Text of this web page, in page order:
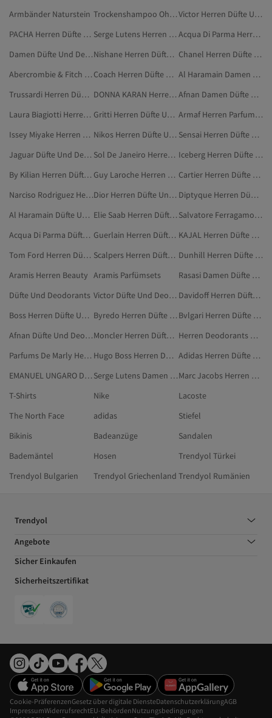
Armbänder Naturstein
Trockenshampoo Ohne Rückstände
Victor Herren Düfte Und Deodorants
PACHA Herren Düfte Und Deodorants
Serge Lutens Herren Düfte Und Deodorants
Acqua Di Parma Herren Düfte Und Deodorants
Damen Düfte Und Deodorants
Nishane Herren Düfte Und Deodorants
Chanel Herren Düfte Und Deodorants
Abercrombie & Fitch Herren Düfte Und Deodorants
Coach Herren Düfte Und Deodorants
Al Haramain Damen Düfte Und Deodorants
Trussardi Herren Düfte Und Deodorants
DONNA KARAN Herren Düfte Und Deodorants
Afnan Damen Düfte Und Deodorants
Laura Biagiotti Herren Düfte Und Deodorants
Gritti Herren Düfte Und Deodorants
Armaf Herren Parfum & Deodorant
Issey Miyake Herren Düfte Und Deodorants
Nikos Herren Düfte Und Deodorants
Sensai Herren Düfte Und Deodorants
Jaguar Düfte Und Deodorants
Sol De Janeiro Herren Düfte Und Deodorants
Iceberg Herren Düfte Und Deodorants
By Kilian Herren Düfte Und Deodorants
Guy Laroche Herren Düfte Und Deodorants
Cartier Herren Düfte Und Deodorants
Narciso Rodriguez Herren Düfte Und Deodorants
Dior Herren Düfte Und Deodorants
Diptyque Herren Düfte Und Deodorants
Al Haramain Düfte Und Deodorants
Elie Saab Herren Düfte Und Deodorants
Salvatore Ferragamo Herren Düfte Und Deodorants
Acqua Di Parma Düfte Und Deodorants
Guerlain Herren Düfte Und Deodorants
KAJAL Herren Düfte Und Deodorants
Tom Ford Herren Düfte Und Deodorants
Scalpers Herren Düfte Und Deodorants
Dunhill Herren Düfte Und Deodorants
Aramis Herren Beauty Aramis Parfümsets
Rasasi Damen Düfte Und Deodorants
Düfte Und Deodorants
Victor Düfte Und Deodorants
Davidoff Herren Düfte Und Deodorants
Boss Herren Düfte Und Deodorants
Byredo Herren Düfte Und Deodorants
Bvlgari Herren Düfte Und Deodorants
Afnan Düfte Und Deodorants
Moncler Herren Düfte Und Deodorants
Herren Deodorants Und Roll-ons
Parfums De Marly Herren Düfte Und Deodorants
Hugo Boss Herren Düfte Und Deodorants
Adidas Herren Düfte Und Deodorants
EMANUEL UNGARO Damen Düfte Und Deodorants
Serge Lutens Damen Düfte Und Deodorants
Marc Jacobs Herren Düfte Und Deodorants
T-Shirts
Nike
Lacoste
The North Face
adidas
Stiefel
Bikinis
Badeanzüge
Sandalen
Bademäntel
Hosen
Trendyol Türkei
Trendyol Bulgarien
Trendyol Griechenland Trendyol Rumänien
Trendyol
Angebote
Sicher Einkaufen
Sicherheitszertifikat
Cookie-PräferenzenGesetz über digitale DiensteDatenschutzerklärungAGB
ImpressumWiderrufsrechtEU-BehördenNutzungsbedingungen